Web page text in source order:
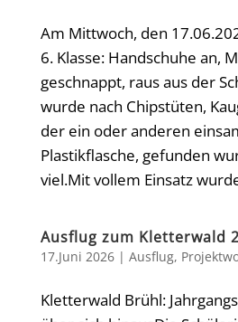
Am Mittwoch, den
6. Klasse: Handschuhe an,
geschnappt, raus aus der
wurde nach Chipstüten,
der ein oder anderen
Plastikflasche, gefunden
viel.Mit vollem Einsatz
Ausflug zum Kletterwald
17.Juni 2026| Ausflug,
Kletterwald Brühl: